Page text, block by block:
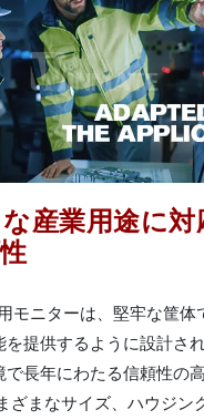
産業用途に対
モニターは、堅牢な筐体
を提供するように設計さ
で長年にわたる信頼性の
ざまなサイズ、ハウジン